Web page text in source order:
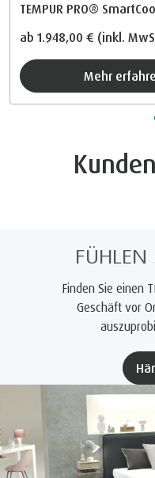
TEMPUR PRO®
ab 1.948,00 € (inkl.
Mehr
FÜHLEN
Finden Sie einen
Geschäft vor